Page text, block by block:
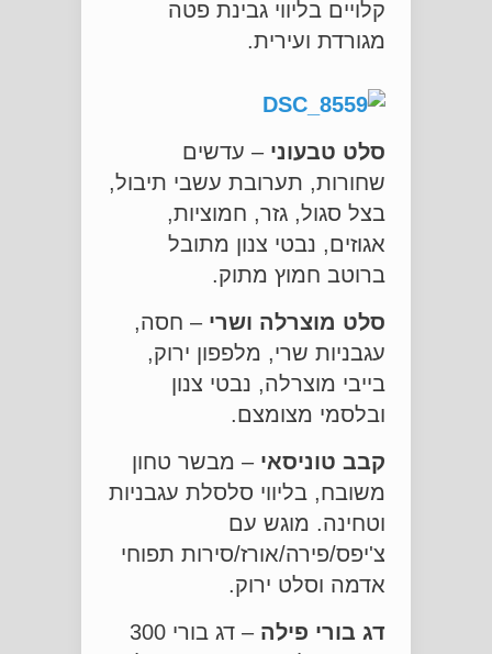
קלויים בליווי גבינת פטה
מגורדת ועירית.
סלט טבעוני – עדשים
שחורות, תערובת עשבי תיבול,
בצל סגול, גזר, חמוציות,
אגוזים, נבטי צנון מתובל
ברוטב חמוץ מתוק.
סלט מוצרלה ושרי – חסה,
עגבניות שרי, מלפפון ירוק,
בייבי מוצרלה, נבטי צנון
ובלסמי מצומצם.
קבב טוניסאי – מבשר טחון
משובח, בליווי סלסלת עגבניות
וטחינה. מוגש עם
צ'יפס/פירה/אורז/סירות תפוחי
אדמה וסלט ירוק.
דג בורי פילה
– דג בורי 300